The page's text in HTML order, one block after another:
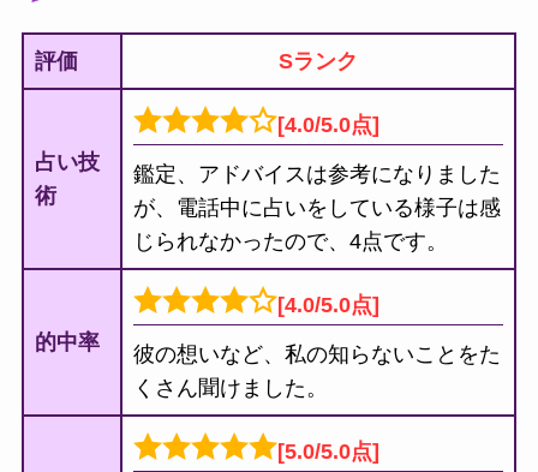
評価 Sランク
占い技
術
[4.0/5.0点]
鑑定、アドバイスは参考になりました
が、電話中に占いをしている様子は感
じられなかったので、4点です。
的中率
[4.0/5.0点]
彼の想いなど、私の知らないことをた
くさん聞けました。
[5.0/5.0点]